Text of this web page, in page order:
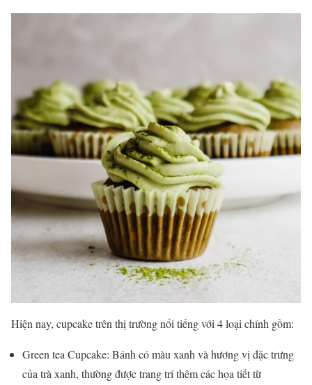
Hiện nay, cupcake trên thị trường nổi tiếng với 4 loại chính gồm:
Green tea Cupcake: Bánh có màu xanh và hương vị đặc trưng
của trà xanh, thường được trang trí thêm các họa tiết từ